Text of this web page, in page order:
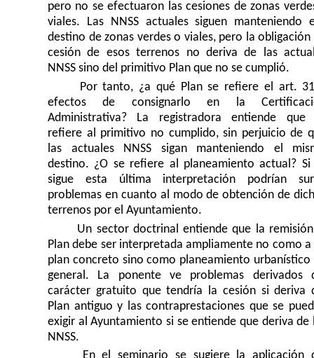
pero no se efectuaron las cesiones de zonas
viales. Las NNSS actuales siguen manteniendo
destino de zonas verdes o viales, pero la obligación
cesión de esos terrenos no deriva de las
NNSS sino del primitivo Plan que no se cumplió.
Por tanto, ¿a qué Plan se refiere el art.
efectos de consignarlo en la
Administrativa? La registradora entiende que
refiere al primitivo no cumplido, sin perjuicio de
las actuales NNSS sigan manteniendo el
destino. ¿O se refiere al planeamiento actual? Si
sigue esta última interpretación podrían
problemas en cuanto al modo de obtención de
terrenos por el Ayuntamiento.
Un sector doctrinal entiende que la
Plan debe ser interpretada ampliamente no como a
plan concreto sino como planeamiento urbanístico
general. La ponente ve problemas derivados
carácter gratuito que tendría la cesión si deriva
Plan antiguo y las contraprestaciones que se
exigir al Ayuntamiento si se entiende que deriva de
NNSS.